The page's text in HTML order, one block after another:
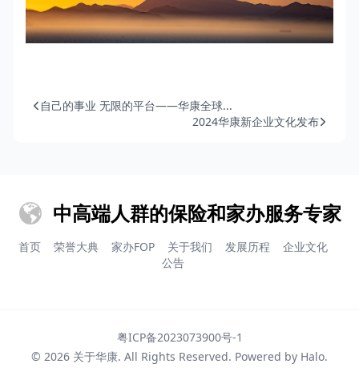
自己的事业 无限的平台——华康全球...
2024华康新企业文化发布
中高端人群的保险和家办服务专家
首页 荣誉大典 家办FOP 关于我们 发展历程
企业文化
公告
粤ICP备2023073900号-1
© 2026 关于华康. All Rights Reserved. Powered by Halo.